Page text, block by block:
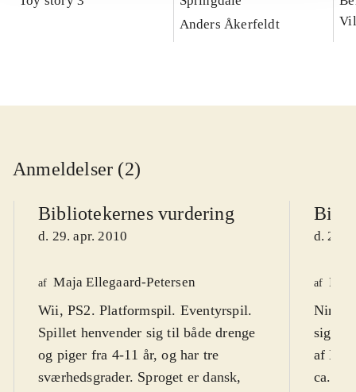
Anders Åkerfeldt
Anmeldelser (2)
Bibliotekernes vurdering
d. 29. apr. 2010
af Maja Ellegaard-Petersen
Wii, PS2. Platformspil. Eventyrspil.
Spillet henvender sig til både drenge
og piger fra 4-11 år, og har tre
sværhedsgrader. Sproget er dansk,
d. 20.
af
sigter
af
ca. 4-5 år. Nordiske